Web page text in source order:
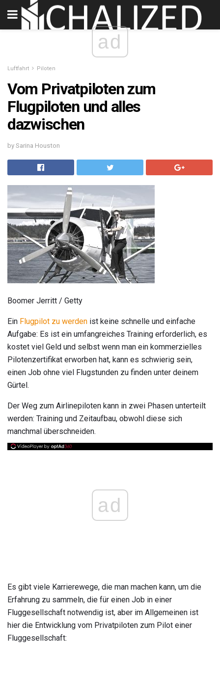
ad
Luftfahrt Piloten
Vom Privatpiloten zum
Flugpiloten und alles
dazwischen
by Sarina Houston
Boomer Jerritt / Getty
Ein Flugpilot zu werden ist keine schnelle und einfache
Aufgabe: Es ist ein umfangreiches Training erforderlich, es
kostet viel Geld und selbst wenn man ein kommerzielles
Pilotenzertifikat erworben hat, kann es schwierig sein,
einen Job ohne viel Flugstunden zu finden unter deinem
Gürtel.
Der Weg zum Airlinepiloten kann in zwei Phasen unterteilt
werden: Training und Zeitaufbau, obwohl diese sich
manchmal überschneiden.
ad
Es gibt viele Karrierewege, die man machen kann, um die
Erfahrung zu sammeln, die für einen Job in einer
Fluggesellschaft notwendig ist, aber im Allgemeinen ist
hier die Entwicklung vom Privatpiloten zum Pilot einer
Fluggesellschaft: